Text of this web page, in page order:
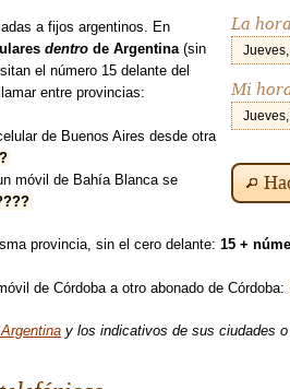
La
Mi
a fijos argentinos. En
dentro de Argentina (sin
el número 15 delante del
entre provincias:
de Buenos Aires desde otra
móvil de Bahía Blanca se
provincia, sin el cero delante:15 +
de Córdoba a otro abonado de Córdoba:
y los indicativos de sus ciudades